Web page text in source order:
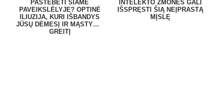
PASTEBĖTI ŠIAME
PAVEIKSLĖLYJE? OPTINĖ
ILIUZIJA, KURI IŠBANDYS
JŪSŲ DĖMESĮ IR MĄSTYMO
GREITĮ
INTELEKTO ŽMONĖS GALI
IŠSPRĘSTI ŠIĄ NEĮPRASTĄ
MĮSLĘ